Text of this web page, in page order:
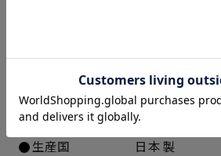
× 在庫なし
× 在庫なし
ソール素材
EVA合成ゴム
ヒールの高さ
約5.5cm
重さ（片足）
約270ｇ（サ
差異あり）
生産国
日本製